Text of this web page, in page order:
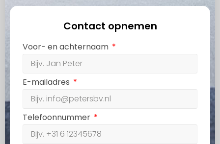
Contact opnemen
Voor- en achternaam
E-mailadres
Telefoonnummer